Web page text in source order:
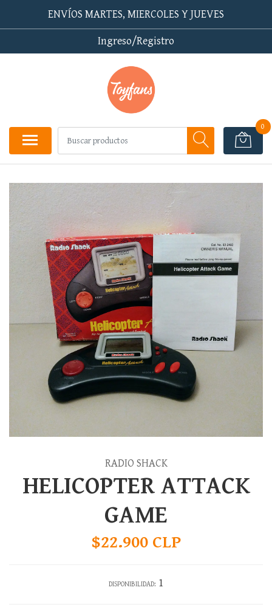
ENVÍOS MARTES, MIERCOLES Y JUEVES
Ingreso/Registro
0
RADIO SHACK
HELICOPTER ATTACK
GAME
$22.900 CLP
DISPONIBILIDAD: 1